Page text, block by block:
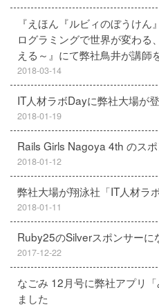
『えほん『ルビィのぼうけ
ログラミングで世界が変わる
える～』にて弊社鳥井が講師
2018-03-14
IT人材ラボDayに弊社大場が
2018-01-19
Rails Girls Nagoya 4th のス
2018-01-12
弊社大場が翔泳社「IT人材ラ
2018-01-11
Ruby25のSilverスポンサーに
2017-12-22
なごみ 12月号に弊社アプリ
ました